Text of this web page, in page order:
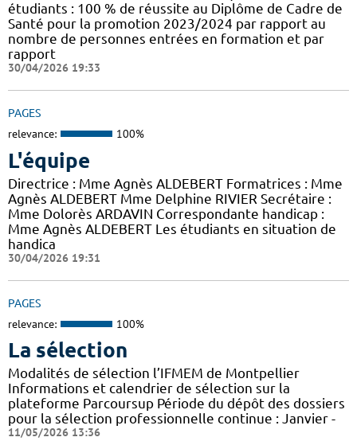
étudiants : 100 % de réussite au Diplôme de Cadre de
Santé pour la promotion 2023/2024 par rapport au
nombre de personnes entrées en formation et par
rapport
30/04/2026 19:33
PAGES
relevance: 100%
L'équipe
Directrice : Mme Agnès ALDEBERT Formatrices : Mme
Agnès ALDEBERT Mme Delphine RIVIER Secrétaire :
Mme Dolorès ARDAVIN Correspondante handicap :
Mme Agnès ALDEBERT Les étudiants en situation de
handica
30/04/2026 19:31
PAGES
relevance: 100%
La sélection
Modalités de sélection l’IFMEM de Montpellier
Informations et calendrier de sélection sur la
plateforme Parcoursup Période du dépôt des dossiers
pour la sélection professionnelle continue : Janvier -
11/05/2026 13:36